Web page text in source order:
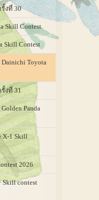
รั้งที่ 30
Skill Contest
Skill Contest
Toyota
รั้งที่ 31
Panda
X-1 Skill
2026
Skill contest